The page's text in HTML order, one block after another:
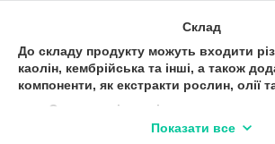
Склад
До складу продукту можуть входити
каолін, кембрійська та інші, а також
компоненти, як екстракти рослин, олії
Основним інгредієнтом
,
вбирати надлишки жиру та токсини, а
Показати все